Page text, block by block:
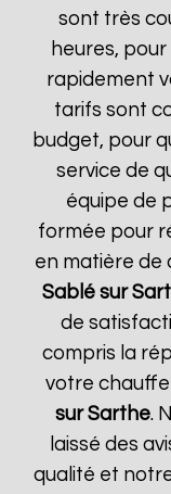
sont très
heures,
rapidement
tarifs sont
budget, pour
service de
équipe de
formée pour
en matière de
Sablé sur
de
compris la
votre
sur Sarthe.
laissé des
qualité et